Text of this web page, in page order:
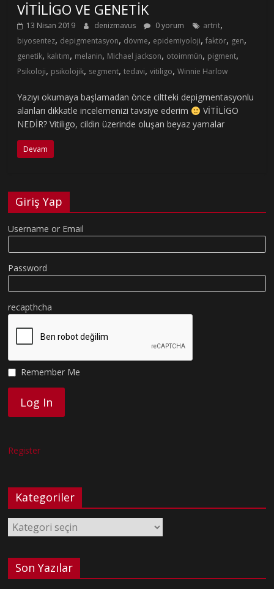
VİTİLİGO VE GENETİK
13 Nisan 2019 denizmavus 0 yorum artrit,
biyosentez, depigmentasyon, dövme, epidemiyoloji,faktör, gen,
genetik, kalıtım, melanin, Michael jackson, otoimmün, pigment,
Psikoloji, psikolojik, segment,tedavi,vitiligo,Winnie Harlow
Yazıyı okumaya başlamadan önce ciltteki depigmentasyonlu
alanları dikkatle incelemenizi tavsiye ederim
VİTİLİGO
NEDİR? Vitiligo, cildin üzerinde oluşan beyaz yamalar
Devam
Giriş Yap
Username or Email
Password
recapthcha
Remember Me
Register
Kategoriler
Kategoriler
Son Yazılar